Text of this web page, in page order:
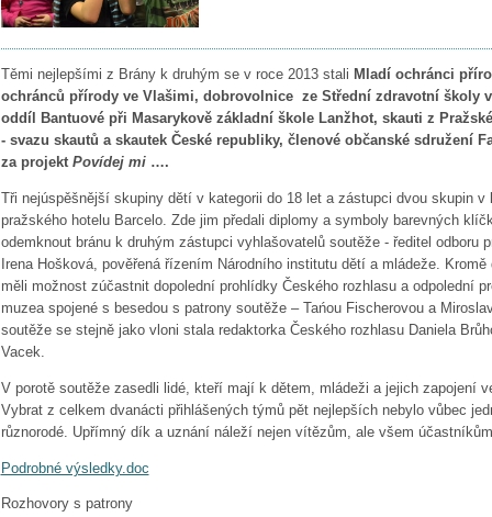
Těmi nejlepšími z Brány k druhým se v roce 2013 stali Mladí ochránci
ochránců přírody ve Vlašimi, dobrovolnice ze Střední zdravotní školy
oddíl Bantuové při Masarykově základní škole Lanžhot, skauti z
- svazu skautů a skautek České republiky, členové občanské sdružení
za projekt Povídej mi….
Tři nejúspěšnější skupiny dětí v kategorii do 18 let a zástupci dvou skupin v
pražského hotelu Barcelo. Zde jim předali diplomy a symboly barevných
odemknout bránu k druhým zástupci vyhlašovatelů soutěže - ředitel odboru
Irena Hošková, pověřená řízením Národního institutu dětí a mládeže.
měli možnost zúčastnit dopolední prohlídky Českého rozhlasu a odpolední
muzea spojené s besedou s patrony soutěže – Tańou Fischerovou a
soutěže se stejně jako vloni stala redaktorka Českého rozhlasu Daniela
Vacek.
V porotě soutěže zasedli lidé, kteří mají k dětem, mládeži a jejich zapojení
Vybrat z celkem dvanácti přihlášených týmů pět nejlepších nebylo vůbec
různorodé. Upřímný dík a uznání náleží nejen vítězům, ale všem
Podrobné výsledky.doc
Rozhovory s patrony